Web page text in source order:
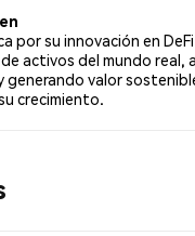
por su innovación en
activos del mundo real,
generando valor
crecimiento.